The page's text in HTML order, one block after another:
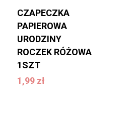
CZAPECZKA
PAPIEROWA
URODZINY
ROCZEK RÓŻOWA
1SZT
1,99 zł
1,99